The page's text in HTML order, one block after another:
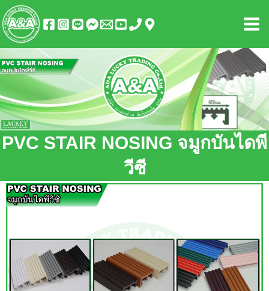
Skip
to
content
PVC STAIR NOSING จมูกบันไดพี
วีซี